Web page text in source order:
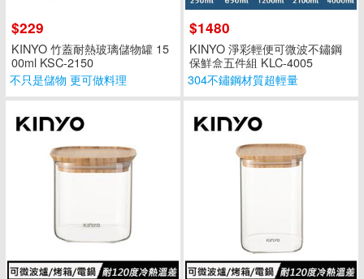
$229
KINYO 竹蓋耐熱玻璃儲物罐 15
00ml KSC-2150
不只是儲物 更可做料理
$1480
KINYO 淨彩輕便可微波不鏽鋼
保鮮盒五件組 KLC-4005
304不鏽鋼材質超輕量